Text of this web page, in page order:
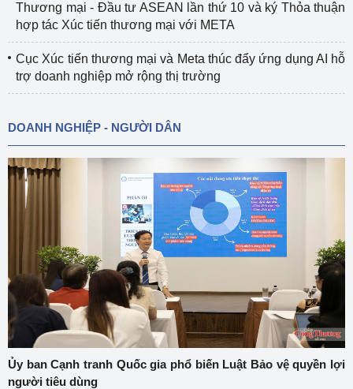
Thương mại - Đầu tư ASEAN lần thứ 10 và ký Thỏa thuận
hợp tác Xúc tiến thương mại với META
Cục Xúc tiến thương mại và Meta thúc đẩy ứng dụng AI hỗ
trợ doanh nghiệp mở rộng thị trường
DOANH NGHIỆP - NGƯỜI DÂN
Ủy ban Cạnh tranh Quốc gia phổ biến Luật Bảo vệ quyền lợi
người tiêu dùng